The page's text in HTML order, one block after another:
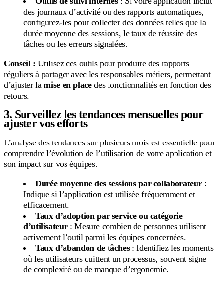
des journaux d’activité ou des rapports automatiques,
configurez-les pour collecter des données telles que la
durée moyenne des sessions, le taux de réussite des
tâches ou les erreurs signalées.
Conseil : Utilisez ces outils pour produire des rapports
réguliers à partager avec les responsables métiers, permettant
d’ajuster lamise en placedes fonctionnalités en fonction des
retours.
3. Surveillez les tendances mensuelles pour
ajuster vos efforts
L’analyse des tendances sur plusieurs mois est essentielle pour
comprendre l’évolution de l’utilisation de votre application et
son impact sur vos équipes.
Durée moyenne des sessions par collaborateur:
Indique si l’application est utilisée fréquemment et
efficacement.
Taux d’adoption par service ou catégorie
d’utilisateur: Mesure combien de personnes utilisent
activement l’outil parmi les équipes concernées.
Taux d’abandon de tâches: Identifiez les moments
où les utilisateurs quittent un processus, souvent signe
de complexité ou de manque d’ergonomie.